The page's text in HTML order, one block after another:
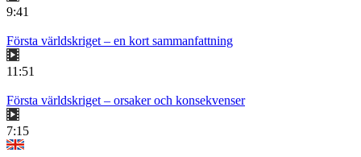
9:41
Första världskriget – en kort sammanfattning
11:51
Första världskriget – orsaker och konsekvenser
7:15